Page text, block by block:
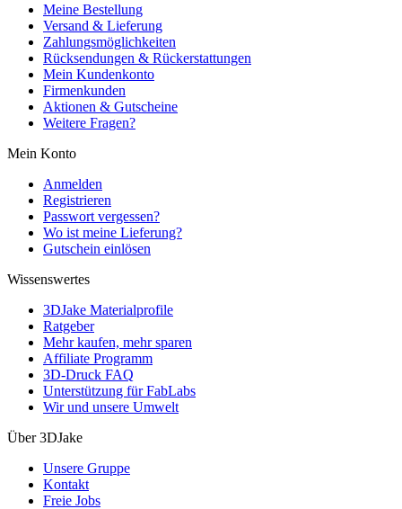
Meine Bestellung
Versand & Lieferung
Zahlungsmöglichkeiten
Rücksendungen & Rückerstattungen
Mein Kundenkonto
Firmenkunden
Aktionen & Gutscheine
Weitere Fragen?
Mein Konto
Anmelden
Registrieren
Passwort vergessen?
Wo ist meine Lieferung?
Gutschein einlösen
Wissenswertes
3DJake Materialprofile
Ratgeber
Mehr kaufen, mehr sparen
Affiliate Programm
3D-Druck FAQ
Unterstützung für FabLabs
Wir und unsere Umwelt
Über 3DJake
Unsere Gruppe
Kontakt
Freie Jobs